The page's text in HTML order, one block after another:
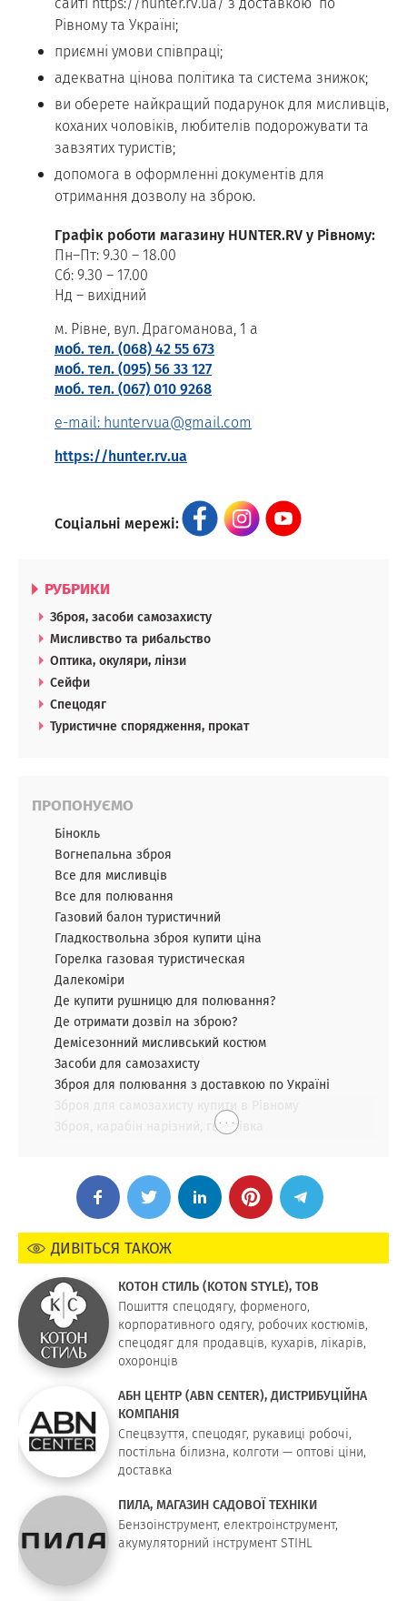
Рівному та Україні;
приємні умови співпраці;
адекватна цінова політика та система знижок;
ви оберете найкращий подарунок для мисливців,
коханих чоловіків, любителів подорожувати та
завзятих туристів;
допомога в оформленні документів для
отримання дозволу на зброю.
Графік роботи магазину HUNTER.RV у Рівному:
Пн–Пт: 9.30 – 18.00
Сб: 9.30 – 17.00
Нд – вихідний
м. Рівне, вул. Драгоманова, 1 а
моб. тел. (068) 42 55 673
моб. тел. (095) 56 33 127
моб. тел. (067) 010 9268
e-mail: huntervua@gmail.com
https://hunter.rv.ua
Соціальні мережі:
РУБРИКИ
Зброя, засоби самозахисту
Мисливство та рибальство
Оптика, окуляри, лінзи
Сейфи
Спецодяг
Туристичне спорядження, прокат
ПРОПОНУЄМО
Бінокль
Вогнепальна зброя
Все для мисливців
Все для полювання
Газовий балон туристичний
Гладкоствольна зброя купити ціна
Горелка газовая туристическая
Далекоміри
Де купити рушницю для полювання?
Де отримати дозвіл на зброю?
Демісезонний мисливський костюм
Засоби для самозахисту
Зброя для полювання з доставкою по Україні
Зброя, карабін нарізний, гвинтівка
. . .
ДИВІТЬСЯ ТАКОЖ
КОТОН СТИЛЬ (KOTON STYLE), ТОВ
Пошиття спецодягу, форменого,
корпоративного одягу, робочих костюмів,
спецодяг для продавців, кухарів, лікарів,
охоронців
АБН ЦЕНТР (ABN CENTER), ДИСТРИБУЦІЙНА
КОМПАНІЯ
Спецвзуття, спецодяг, рукавиці робочі,
постільна білизна, колготи — оптові ціни,
доставка
ПИЛА, МАГАЗИН САДОВОЇ ТЕХНІКИ
Бензоінструмент, електроінструмент,
акумуляторний інструмент STIHL